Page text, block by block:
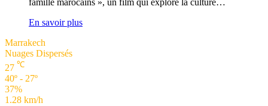
En savoir plus
Marrakech
Nuages Dispersés
27 ℃
40º - 27º
37%
1.28 km/h